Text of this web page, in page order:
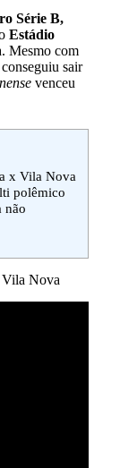
Série B,
Estádio
Mesmo com
sair
venceu
x Vila Nova
polêmico
não
Vila Nova